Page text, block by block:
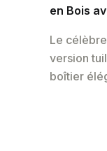
en Bois
Le
version
boîtier